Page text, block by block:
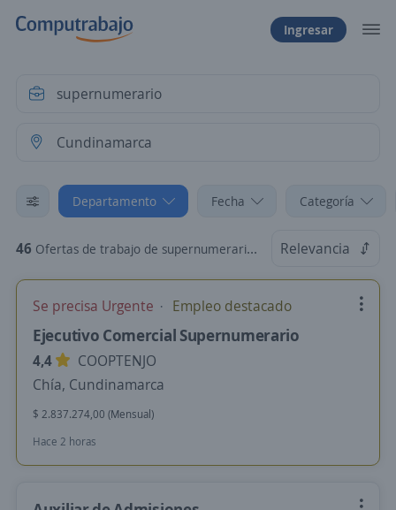
Ingresar
Departamento Fecha Categoría
46 Ofertas de trabajo de supernumerario en Cundinamarca Relevancia
Se precisa Urgente Empleo destacado
Ejecutivo Comercial Supernumerario
4,4
COOPTENJO
Chía, Cundinamarca
$ 2.837.274,00 (Mensual)
Hace 2 horas